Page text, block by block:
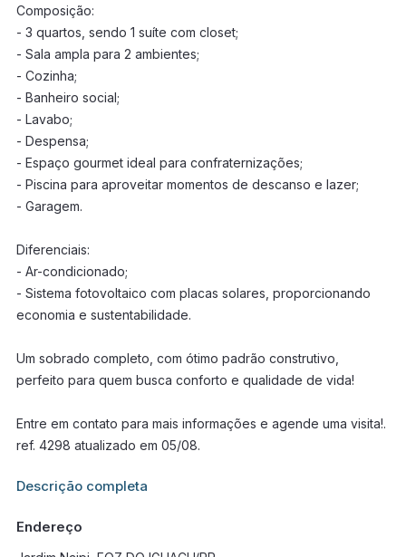
Composição:
- 3 quartos, sendo 1 suíte com closet;
- Sala ampla para 2 ambientes;
- Cozinha;
- Banheiro social;
- Lavabo;
- Despensa;
- Espaço gourmet ideal para confraternizações;
- Piscina para aproveitar momentos de descanso e lazer;
- Garagem.
Diferenciais:
- Ar-condicionado;
- Sistema fotovoltaico com placas solares, proporcionando
economia e sustentabilidade.
Um sobrado completo, com ótimo padrão construtivo,
perfeito para quem busca conforto e qualidade de vida!
Entre em contato para mais informações e agende uma visita!.
ref. 4298 atualizado em 05/08.
Informações adicionais sobre este imóvel estarão disponíveis
Descrição completa
Endereço